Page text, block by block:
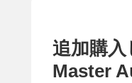
追加購
Master